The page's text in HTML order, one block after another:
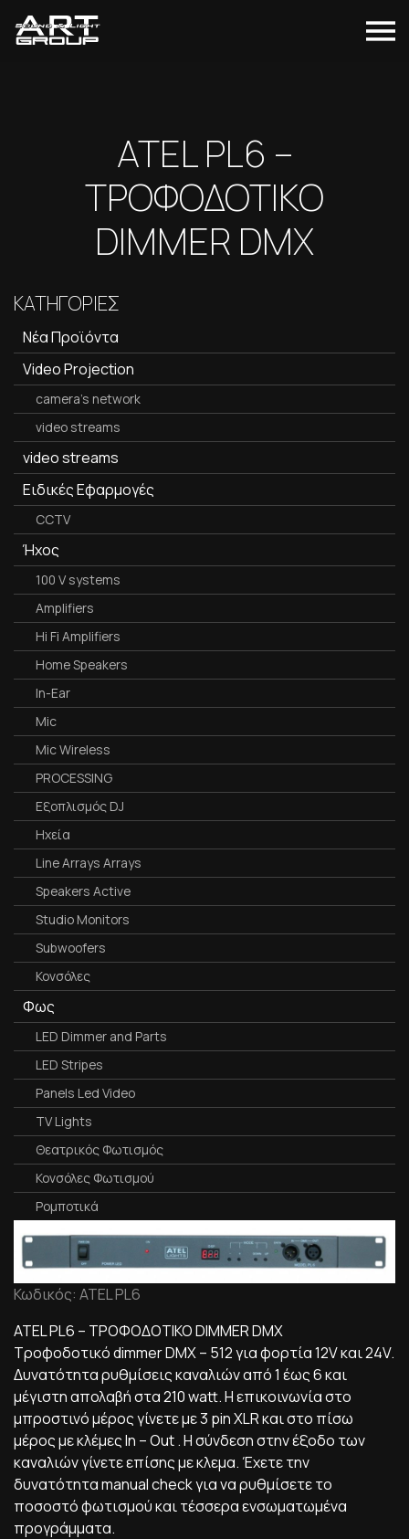
ATEL PL6 –
ΤΡΟΦΟΔΟΤΙΚΟ
DIMMER DMX
ΚΑΤΗΓΟΡΙΕΣ
Νέα Προϊόντα
Video Projection
camera's network
video streams
video streams
Ειδικές Εφαρμογές
CCTV
Ήχος
100 V systems
Amplifiers
Hi Fi Amplifiers
Home Speakers
In-Ear
Mic
Mic Wireless
PROCESSING
Εξοπλισμός DJ
Ηχεία
Line Arrays Arrays
Speakers Active
Studio Monitors
Subwoofers
Κονσόλες
Φως
LED Dimmer and Parts
LED Stripes
Panels Led Video
TV Lights
Θεατρικός Φωτισμός
Κονσόλες Φωτισμού
Ρομποτικά
Κωδικός: ATEL PL6
ATEL PL6 – ΤΡΟΦΟΔΟΤΙΚΟ DIMMER DMX
Τροφοδοτικό dimmer DMX – 512 για φορτία 12V και 24V.
Δυνατότητα ρυθμίσεις καναλιών από 1 έως 6 και
μέγιστη απολαβή στα 210 watt. Η επικοινωνία στο
μπροστινό μέρος γίνετε με 3 pin XLR και στο πίσω
μέρος με κλέμες Ιn – Out . Η σύνδεση στην έξοδο των
καναλιών γίνετε επίσης με κλεμα. Έχετε την
δυνατότητα manual check για να ρυθμίσετε το
ποσοστό φωτισμού και τέσσερα ενσωματωμένα
προγράμματα.